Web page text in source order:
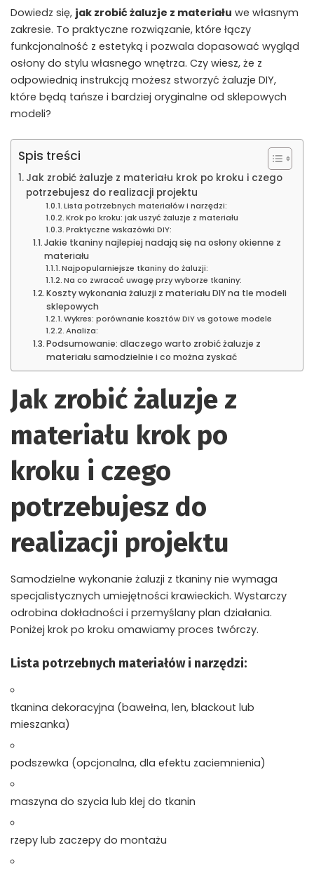
Dowiedz się, jak zrobić żaluzje z materiału we własnym
zakresie. To praktyczne rozwiązanie, które łączy
funkcjonalność z estetyką i pozwala dopasować wygląd
osłony do stylu własnego wnętrza. Czy wiesz, że z
odpowiednią instrukcją możesz stworzyć żaluzje DIY,
które będą tańsze i bardziej oryginalne od sklepowych
modeli?
Spis treści
Jak zrobić żaluzje z materiału krok po kroku i czego
potrzebujesz do realizacji projektu
Lista potrzebnych materiałów i narzędzi:
Krok po kroku: jak uszyć żaluzje z materiału
Praktyczne wskazówki DIY:
Jakie tkaniny najlepiej nadają się na osłony okienne z
materiału
Najpopularniejsze tkaniny do żaluzji:
Na co zwracać uwagę przy wyborze tkaniny:
Koszty wykonania żaluzji z materiału DIY na tle modeli
sklepowych
Wykres: porównanie kosztów DIY vs gotowe modele
Analiza:
Podsumowanie: dlaczego warto zrobić żaluzje z
materiału samodzielnie i co można zyskać
Jak zrobić żaluzje z
materiału krok po
kroku i czego
potrzebujesz do
realizacji projektu
Samodzielne wykonanie żaluzji z tkaniny nie wymaga
specjalistycznych umiejętności krawieckich. Wystarczy
odrobina dokładności i przemyślany plan działania.
Poniżej krok po kroku omawiamy proces twórczy.
Lista potrzebnych materiałów i narzędzi:
tkanina dekoracyjna (bawełna, len, blackout lub
mieszanka)
podszewka (opcjonalna, dla efektu zaciemnienia)
maszyna do szycia lub klej do tkanin
rzepy lub zaczepy do montażu